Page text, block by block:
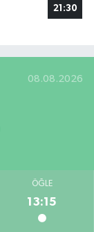
21:30
08.08.2026
ÖĞLE
13:15